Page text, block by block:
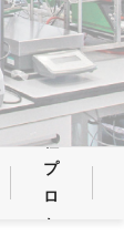
培
養
工
程
プ
ロ
セ